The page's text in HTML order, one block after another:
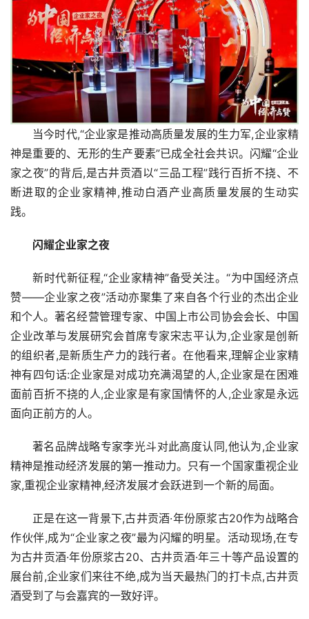
当今时代,“企业家是推动高质量发展的生力军,企业家精
神是重要的、无形的生产要素”已成全社会共识。闪耀“企业
家之夜”的背后,是古井贡酒以“三品工程”践行百折不挠、不
断进取的企业家精神,推动白酒产业高质量发展的生动实
践。
闪耀企业家之夜
新时代新征程,“企业家精神”备受关注。“为中国经济点
赞——企业家之夜”活动亦聚集了来自各个行业的杰出企业
和个人。著名经营管理专家、中国上市公司协会会长、中国
企业改革与发展研究会首席专家宋志平认为,企业家是创新
的组织者,是新质生产力的践行者。在他看来,理解企业家精
神有四句话:企业家是对成功充满渴望的人,企业家是在困难
面前百折不挠的人,企业家是有家国情怀的人,企业家是永远
面向正前方的人。
著名品牌战略专家李光斗对此高度认同,他认为,企业家
精神是推动经济发展的第一推动力。只有一个国家重视企业
家,重视企业家精神,经济发展才会跃进到一个新的局面。
正是在这一背景下,古井贡酒·年份原浆古20作为战略合
作伙伴,成为“企业家之夜”最为闪耀的明星。活动现场,在专
为古井贡酒·年份原浆古20、古井贡酒·年三十等产品设置的
展台前,企业家们来往不绝,成为当天最热门的打卡点,古井贡
酒受到了与会嘉宾的一致好评。